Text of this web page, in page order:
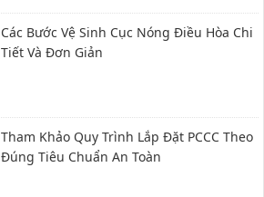
Các Bước Vệ Sinh Cục Nóng Điều Hòa Chi
Tiết Và Đơn Giản
Tham Khảo Quy Trình Lắp Đặt PCCC Theo
Đúng Tiêu Chuẩn An Toàn